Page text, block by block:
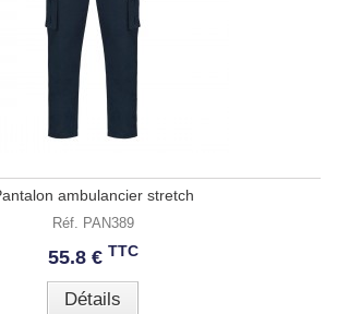
ambulancier stretch
Réf. PAN389
55.8 € TTC
Détails